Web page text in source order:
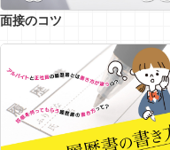
面接のコツ